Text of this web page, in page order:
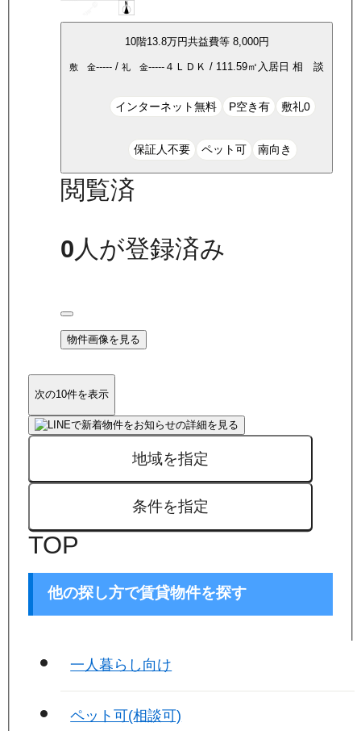
10階13.8万円共益費等 8,000円
敷 金----- / 礼 金----- ４ＬＤＫ / 111.59㎡ 入居日 相 談
インターネット無料 P空き有 敷礼0
保証人不要 ペット可 南向き
閲覧済
0 人が登録済み
物件画像を見る
次の10件を表示
地域を指定
条件を指定
TOP
他の探し方で賃貸物件を探す
一人暮らし向け
ペット可(相談可)